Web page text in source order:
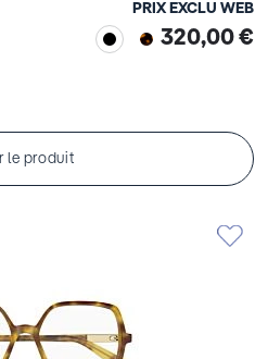
PRIX EXCLU WEB
320,00 €
le produit